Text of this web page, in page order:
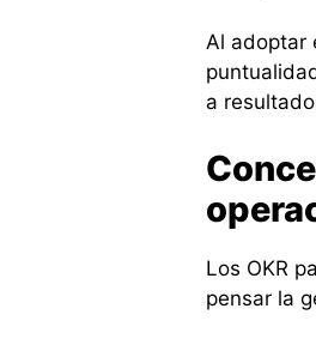
Al adoptar
a
Los OKR
pensar la